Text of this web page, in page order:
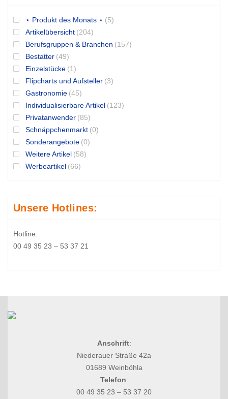
⋆ Produkt des Monats ⋆ (5)
Artikelübersicht (204)
Berufsgruppen & Branchen (157)
Bestatter (49)
Einzelstücke (1)
Flipcharts und Aufsteller (3)
Gastronomie (45)
Individualisierbare Artikel (123)
Privatanwender (85)
Schnäppchenmarkt (0)
Sonderangebote (0)
Weitere Artikel (58)
Werbeartikel (66)
Unsere Hotlines:
Hotline:
00 49 35 23 – 53 37 21
Anschrift:
Niederauer Straße 42a
01689 Weinböhla
Telefon:
00 49 35 23 – 53 37 20